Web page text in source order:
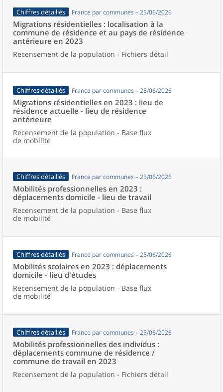
Chiffres détaillés France par communes – 25/06/2026
Migrations résidentielles : localisation à la
commune de résidence et au pays de résidence
antérieure en 2023
Recensement de la population - Fichiers détail
Chiffres détaillés France par communes – 25/06/2026
Migrations résidentielles en 2023 : lieu de
résidence actuelle - lieu de résidence
antérieure
Recensement de la population - Base flux
de mobilité
Chiffres détaillés France par communes – 25/06/2026
Mobilités professionnelles en 2023 :
déplacements domicile - lieu de travail
Recensement de la population - Base flux
de mobilité
Chiffres détaillés France par communes – 25/06/2026
Mobilités scolaires en 2023 : déplacements
domicile - lieu d'études
Recensement de la population - Base flux
de mobilité
Chiffres détaillés France par communes – 25/06/2026
Mobilités professionnelles des individus :
déplacements commune de résidence /
commune de travail en 2023
Recensement de la population - Fichiers détail